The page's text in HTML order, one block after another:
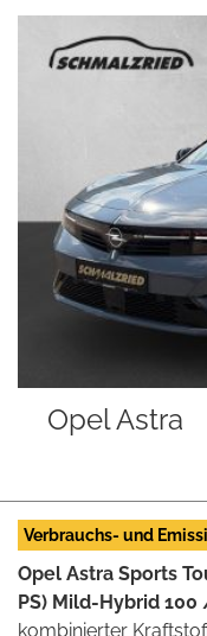
Astra
Verbrauchs- und
Opel Astra Sports
PS) Mild-Hybrid 100
kombinierter